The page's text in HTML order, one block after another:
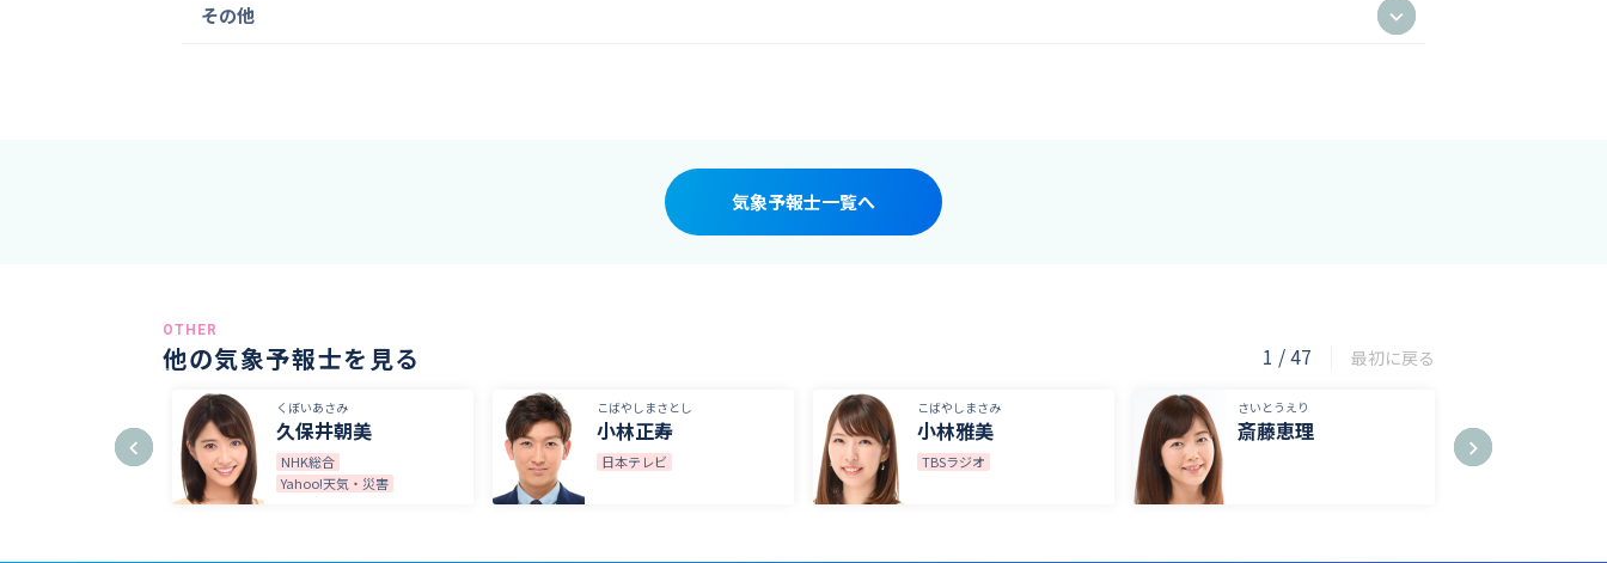
その他
気象予報士一覧へ
OTHER
他の気象予報士を見る 1 /47 最初に戻る
くぼいあさみ
久保井朝美
NHK総合
Yahoo!天気・災害
こばやしまさとし
小林正寿
日本テレビ
こばやしまさみ
小林雅美
TBSラジオ
さいとうえり
斎藤恵理